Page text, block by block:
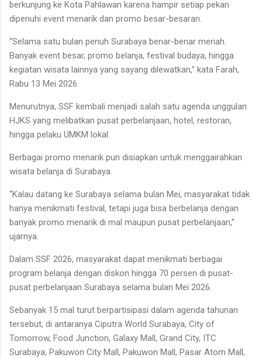
berkunjung ke Kota Pahlawan karena hampir setiap pekan
dipenuhi event menarik dan promo besar-besaran.
“Selama satu bulan penuh Surabaya benar-benar meriah.
Banyak event besar, promo belanja, festival budaya, hingga
kegiatan wisata lainnya yang sayang dilewatkan,” kata Farah,
Rabu 13 Mei 2026.
Menurutnya, SSF kembali menjadi salah satu agenda unggulan
HJKS yang melibatkan pusat perbelanjaan, hotel, restoran,
hingga pelaku UMKM lokal.
Berbagai promo menarik pun disiapkan untuk menggairahkan
wisata belanja di Surabaya.
“Kalau datang ke Surabaya selama bulan Mei, masyarakat tidak
hanya menikmati festival, tetapi juga bisa berbelanja dengan
banyak promo menarik di mal maupun pusat perbelanjaan,”
ujarnya.
Dalam SSF 2026, masyarakat dapat menikmati berbagai
program belanja dengan diskon hingga 70 persen di pusat-
pusat perbelanjaan Surabaya selama bulan Mei 2026.
Sebanyak 15 mal turut berpartisipasi dalam agenda tahunan
tersebut, di antaranya Ciputra World Surabaya, City of
Tomorrow, Food Junction, Galaxy Mall, Grand City, ITC
Surabaya, Pakuwon City Mall, Pakuwon Mall, Pasar Atom Mall,